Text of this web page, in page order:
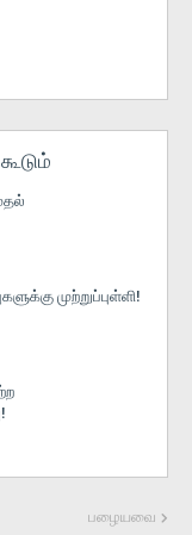
முற்றுப்புள்ளி!
பழையவை